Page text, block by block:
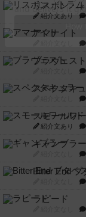
リスボン・
紹介文あり
アマナイト
ブラヴェスト
スペクタキ
スモールワ
紹介文あり
ギャンブラー
Bitter End
ラピード